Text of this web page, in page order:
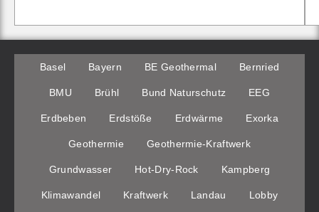
Basel Bayern BE Geothermal Bernried
BMU Brühl Bund Naturschutz EEG
Erdbeben Erdstöße Erdwärme Exorka
Geothermie Geothermie-Kraftwerk
Grundwasser Hot-Dry-Rock Kampberg
Klimawandel Kraftwerk Landau Lobby